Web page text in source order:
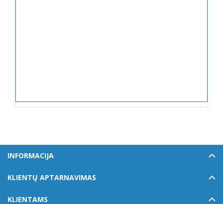
INFORMACIJA
KLIENTŲ APTARNAVIMAS
KLIENTAMS